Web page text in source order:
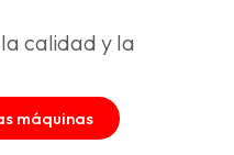
calidad y la
máquinas